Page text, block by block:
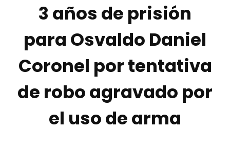
3 años de prisión
para Osvaldo Daniel
Coronel por tentativa
de robo agravado por
el uso de arma